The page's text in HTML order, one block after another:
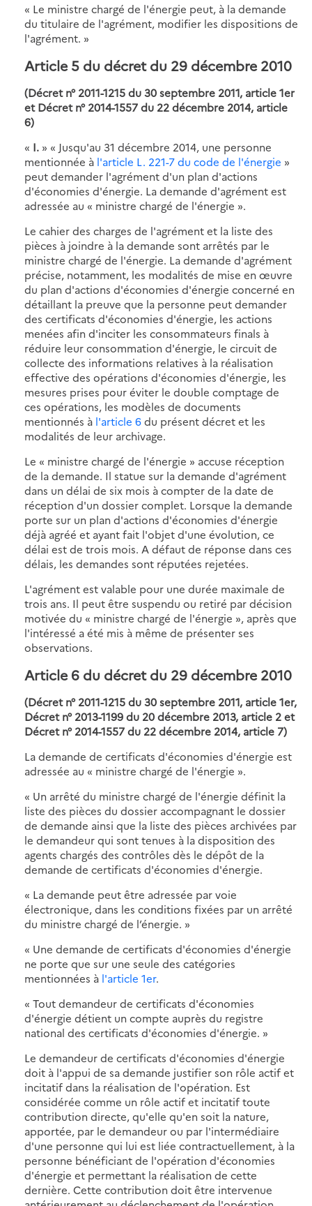
« Le ministre chargé de l'énergie peut, à la demande
du titulaire de l'agrément, modifier les dispositions de
l'agrément. »
Article 5 du décret du 29 décembre 2010
(Décret n° 2011-1215 du 30 septembre 2011, article 1er
et Décret n° 2014-1557 du 22 décembre 2014, article
6)
« I. » « Jusqu'au 31 décembre 2014, une personne
mentionnée à l'article L. 221-7 du code de l'énergie »
peut demander l'agrément d'un plan d'actions
d'économies d'énergie. La demande d'agrément est
adressée au « ministre chargé de l'énergie ».
Le cahier des charges de l'agrément et la liste des
pièces à joindre à la demande sont arrêtés par le
ministre chargé de l'énergie. La demande d'agrément
précise, notamment, les modalités de mise en œuvre
du plan d'actions d'économies d'énergie concerné en
détaillant la preuve que la personne peut demander
des certificats d'économies d'énergie, les actions
menées afin d'inciter les consommateurs finals à
réduire leur consommation d'énergie, le circuit de
collecte des informations relatives à la réalisation
effective des opérations d'économies d'énergie, les
mesures prises pour éviter le double comptage de
ces opérations, les modèles de documents
mentionnés à l'article 6du présent décret et les
modalités de leur archivage.
Le « ministre chargé de l'énergie » accuse réception
de la demande. Il statue sur la demande d'agrément
dans un délai de six mois à compter de la date de
réception d'un dossier complet. Lorsque la demande
porte sur un plan d'actions d'économies d'énergie
déjà agréé et ayant fait l'objet d'une évolution, ce
délai est de trois mois. A défaut de réponse dans ces
délais, les demandes sont réputées rejetées.
L'agrément est valable pour une durée maximale de
trois ans. Il peut être suspendu ou retiré par décision
motivée du « ministre chargé de l'énergie », après que
l'intéressé a été mis à même de présenter ses
observations.
Article 6 du décret du 29 décembre 2010
(Décret n° 2011-1215 du 30 septembre 2011, article 1er,
Décret n° 2013-1199 du 20 décembre 2013, article 2 et
Décret n° 2014-1557 du 22 décembre 2014, article 7)
La demande de certificats d'économies d'énergie est
adressée au « ministre chargé de l'énergie ».
« Un arrêté du ministre chargé de l'énergie définit la
liste des pièces du dossier accompagnant le dossier
de demande ainsi que la liste des pièces archivées par
le demandeur qui sont tenues à la disposition des
agents chargés des contrôles dès le dépôt de la
demande de certificats d'économies d'énergie.
« La demande peut être adressée par voie
électronique, dans les conditions fixées par un arrêté
du ministre chargé de l’énergie. »
« Une demande de certificats d'économies d'énergie
ne porte que sur une seule des catégories
mentionnées à l'article 1er.
« Tout demandeur de certificats d'économies
d'énergie détient un compte auprès du registre
national des certificats d'économies d'énergie. »
Le demandeur de certificats d'économies d'énergie
doit à l'appui de sa demande justifier son rôle actif et
incitatif dans la réalisation de l'opération. Est
considérée comme un rôle actif et incitatif toute
contribution directe, qu'elle qu'en soit la nature,
apportée, par le demandeur ou par l'intermédiaire
d'une personne qui lui est liée contractuellement, à la
personne bénéficiant de l'opération d'économies
d'énergie et permettant la réalisation de cette
dernière. Cette contribution doit être intervenue